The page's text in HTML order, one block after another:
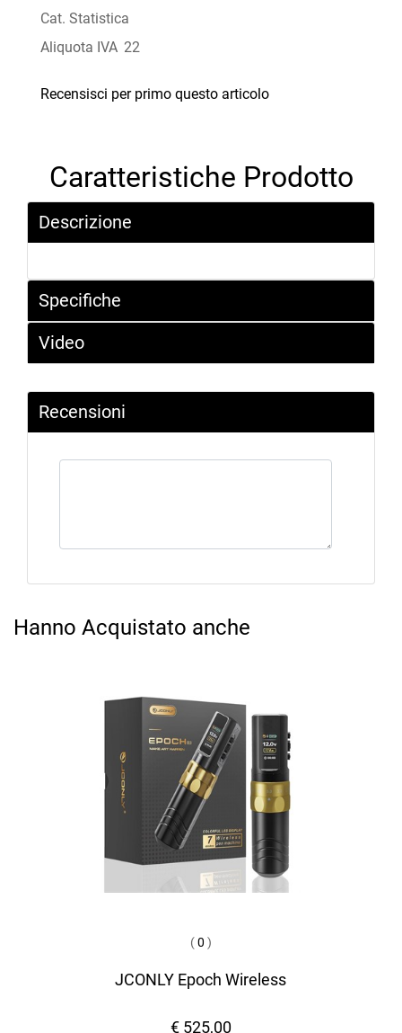
Cat. Statistica
Aliquota IVA 22
Recensisci per primo questo articolo
Caratteristiche Prodotto
Descrizione
Specifiche
Video
Recensioni
Hanno Acquistato anche
(0 )
JCONLY Epoch Wireless
€ 525,00